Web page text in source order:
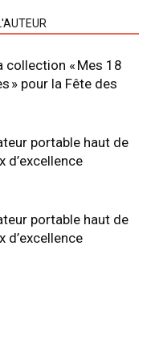
« Mes 18
» pour la Fête des
portable haut de
d’excellence
portable haut de
d’excellence